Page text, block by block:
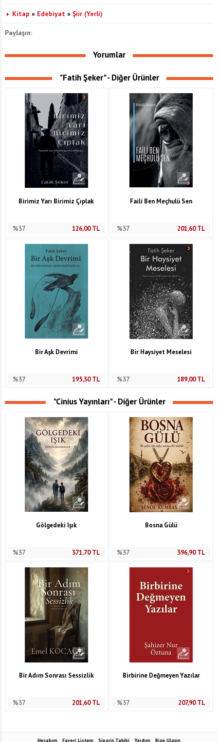
Kitap » Edebiyat » Şiir (Yerli)
Paylaşın:
Yorumlar
"Fatih Şeker" - Diğer Ürünler
Birimiz Yarı Birimiz Çıplak
%37 126,00TL
Faili Ben Meçhulü Sen
%37 201,60TL
Bir Aşk Devrimi
%37 195,30TL
Bir Haysiyet Meselesi
%37 189,00TL
"Cinius Yayınları" - Diğer Ürünler
Gölgedeki Işık
%37 371,70TL
Bosna Gülü
%37 396,90TL
Bir Adım Sonrası Sessizlik
%37 201,60TL
Birbirine Değmeyen Yazılar
%37 207,90TL
Hesabım Favori Listem Sipariş Takibi Yardım Bize Ulaşın